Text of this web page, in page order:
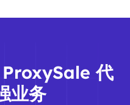
ProxySale 代
业务